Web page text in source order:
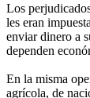
Los
les eran
enviar dinero a
dependen
En la misma
agrícola, de